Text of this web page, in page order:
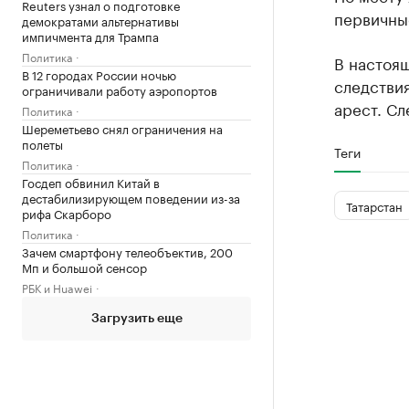
Reuters узнал о подготовке
демократами альтернативы
импичмента для Трампа
Политика
В 12 городах России ночью
ограничивали работу аэропортов
Политика
Шереметьево снял ограничения на
полеты
Политика
Госдеп обвинил Китай в
дестабилизирующем поведении из-за
рифа Скарборо
Политика
Зачем смартфону телеобъектив, 200
Мп и большой сенсор
РБК и Huawei
Загрузить еще
В
арест.
Теги
Татарстан